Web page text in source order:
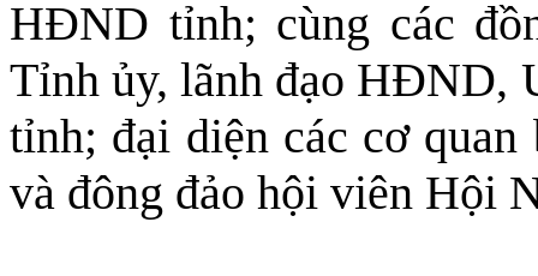
HĐND tỉnh; cùng các
Tỉnh ủy, lãnh đạo HĐND,
tỉnh; đại diện các cơ
và đông đảo hội viên Hội